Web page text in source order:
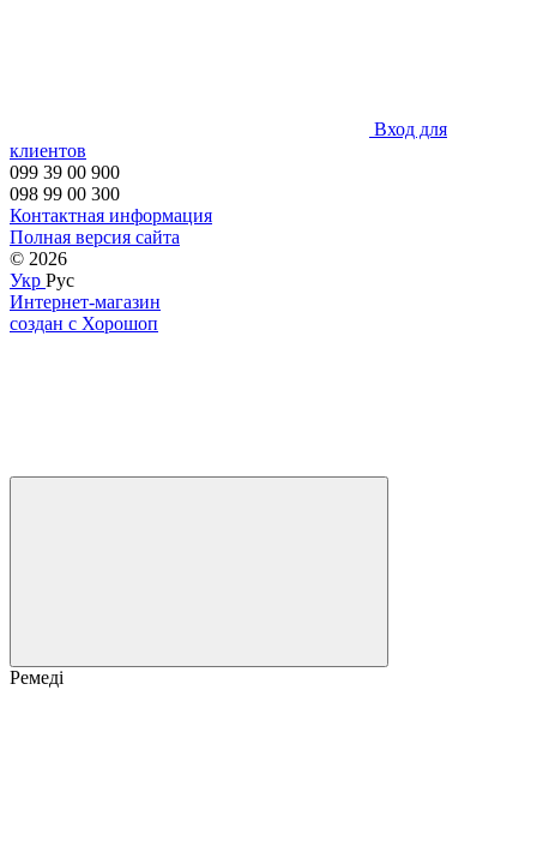
Вход для
клиентов
099 39 00 900
098 99 00 300
Контактная информация
Полная версия сайта
© 2026
Укр Рус
Интернет-магазин
создан с Хорошоп
Ремеді